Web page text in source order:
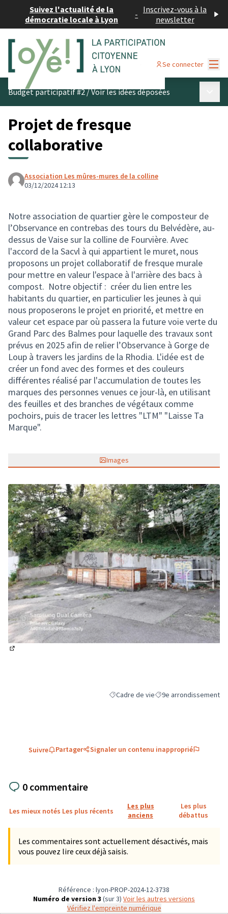
Suivez l'actualité de la
démocratie locale à Lyon
- Inscrivez-vous à la
newsletter
Se connecter
Budget participatif #2/Voir les idées déposées
Projet de fresque
collaborative
Association Les mûres-mures de la colline
03/12/2024 12:13
Notre association de quartier gère le composteur de
l’Observance en contrebas des tours du Belvédère, au-
dessus de Vaise sur la colline de Fourvière. Avec
l'accord de la Sacvl à qui appartient le muret, nous
proposons un projet collaboratif de fresque murale
pour mettre en valeur l'espace à l'arrière des bacs à
compost. Notre objectif : créer du lien entre les
habitants du quartier, en particulier les jeunes à qui
nous proposerons le projet en priorité, et mettre en
valeur cet espace par où passera la future voie verte du
Grand Parc des Balmes pour laquelle des travaux sont
prévus en 2025 afin de relier l’Observance à Gorge de
Loup à travers les jardins de la Rhodia. L'idée est de
créer un fond avec des formes et des couleurs
différentes réalisé par l'accumulation de toutes les
marques des personnes venues ce jour-là, en utilisant
des feuilles et des branches de végétaux comme
pochoirs, puis de tracer les lettres "LTM" "Laisse Ta
Marque".
Images
Filtrer les résultats de la catégorie :
Cadre de vieFiltrer les résultats
9e arrondissement
Suivre Partager Signaler un contenu inapproprié
0 commentaire
Les mieux notés Les plus récents
Les plus
anciens
Les plus
débattus
Les commentaires sont actuellement désactivés, mais
vous pouvez lire ceux déjà saisis.
Référence : lyon-PROP-2024-12-3738
Numéro de version 3 (sur 3)
voir les autres versions
Vérifiez l'empreinte numérique